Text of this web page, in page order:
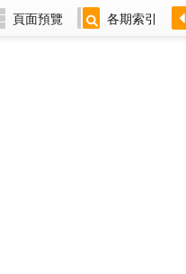
頁面預覽 各期索引